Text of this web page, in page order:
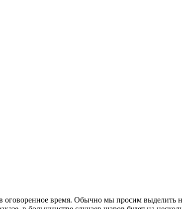
оговоренное время. Обычно мы просим